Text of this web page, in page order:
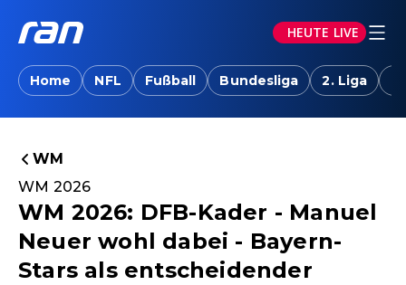
HEUTE LIVE
Home NFL Fußball Bundesliga 2. Liga
WM
WM 2026
WM 2026: DFB-Kader - Manuel
Neuer wohl dabei - Bayern-
Stars als entscheidender